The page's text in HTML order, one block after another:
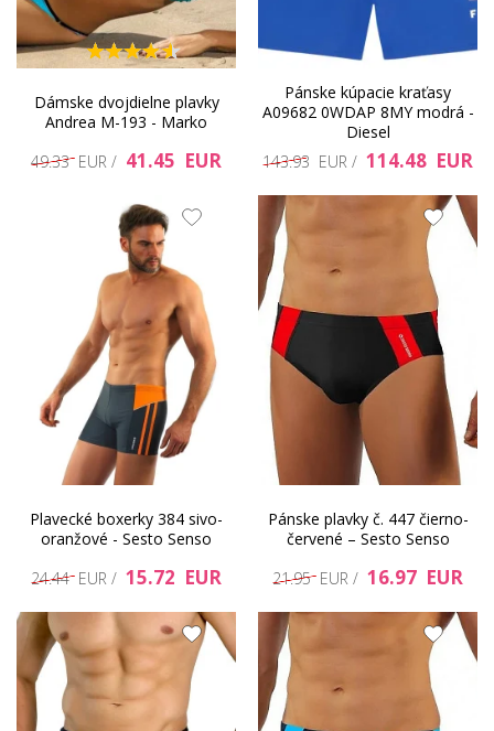
Dámske dvojdielne plavky
Andrea M-193 - Marko
49.33 EUR / 41.45 EUR
Pánske kúpacie kraťasy
A09682 0WDAP 8MY modrá -
Diesel
143.93 EUR / 114.48 EUR
Plavecké boxerky 384 sivo-
oranžové - Sesto Senso
24.44 EUR / 15.72 EUR
Pánske plavky č. 447 čierno-
červené – Sesto Senso
21.95 EUR / 16.97 EUR